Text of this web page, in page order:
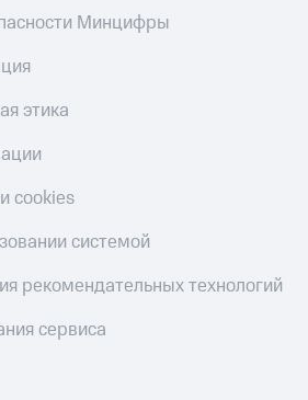
Минцифры
этика
cookies
системой
рекомендательных технологий
сервиса